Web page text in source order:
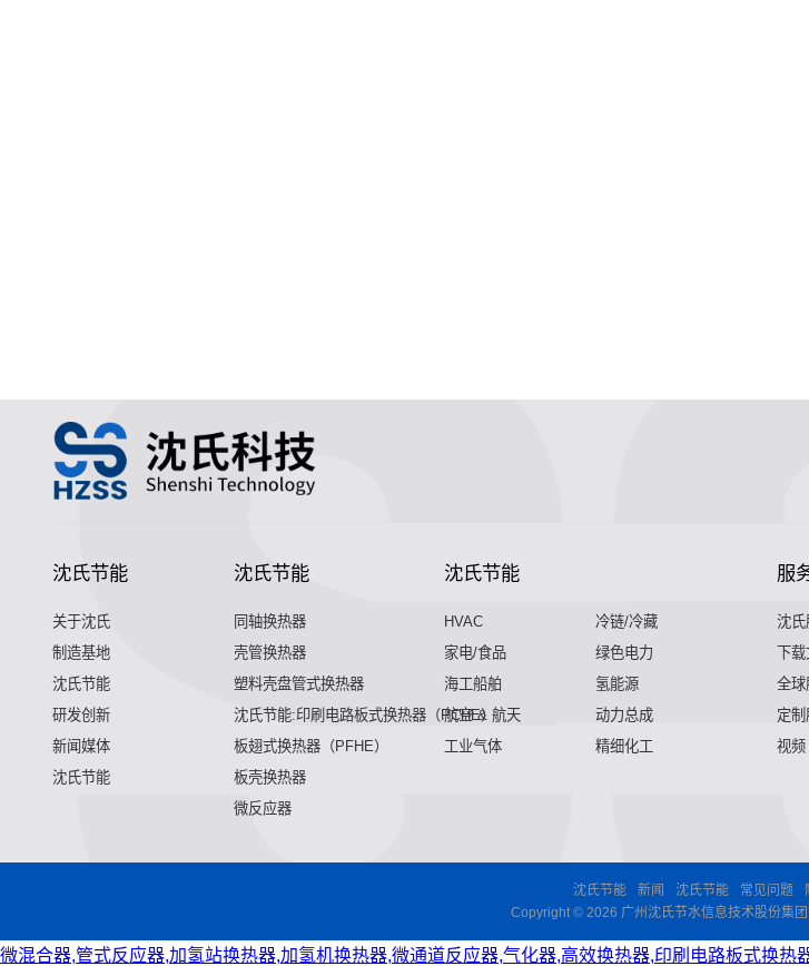
沈氏节能
关于沈氏
制造基地
沈氏节能
研发创新
新闻媒体
沈氏节能
沈氏节能
同轴换热器
壳管换热器
塑料壳盘管式换热器
沈氏节能:印刷电路板式换热器（PCHE）
板翅式换热器（PFHE）
板壳换热器
微反应器
沈氏节能
HVAC
冷链/冷藏
家电/食品
绿色电力
海工船舶
氢能源
航空 & 航天
动力总成
工业气体
精细化工
服
沈氏
下
全球
定
视频
沈氏节能 新闻 沈氏节能 常见问题
Copyright © 2026 广州沈氏节水信息技术股份集
微混合器,管式反应器,加氢站换热器,加氢机换热器,微通道反应器,气化器,高效换热器,印刷电路板式换